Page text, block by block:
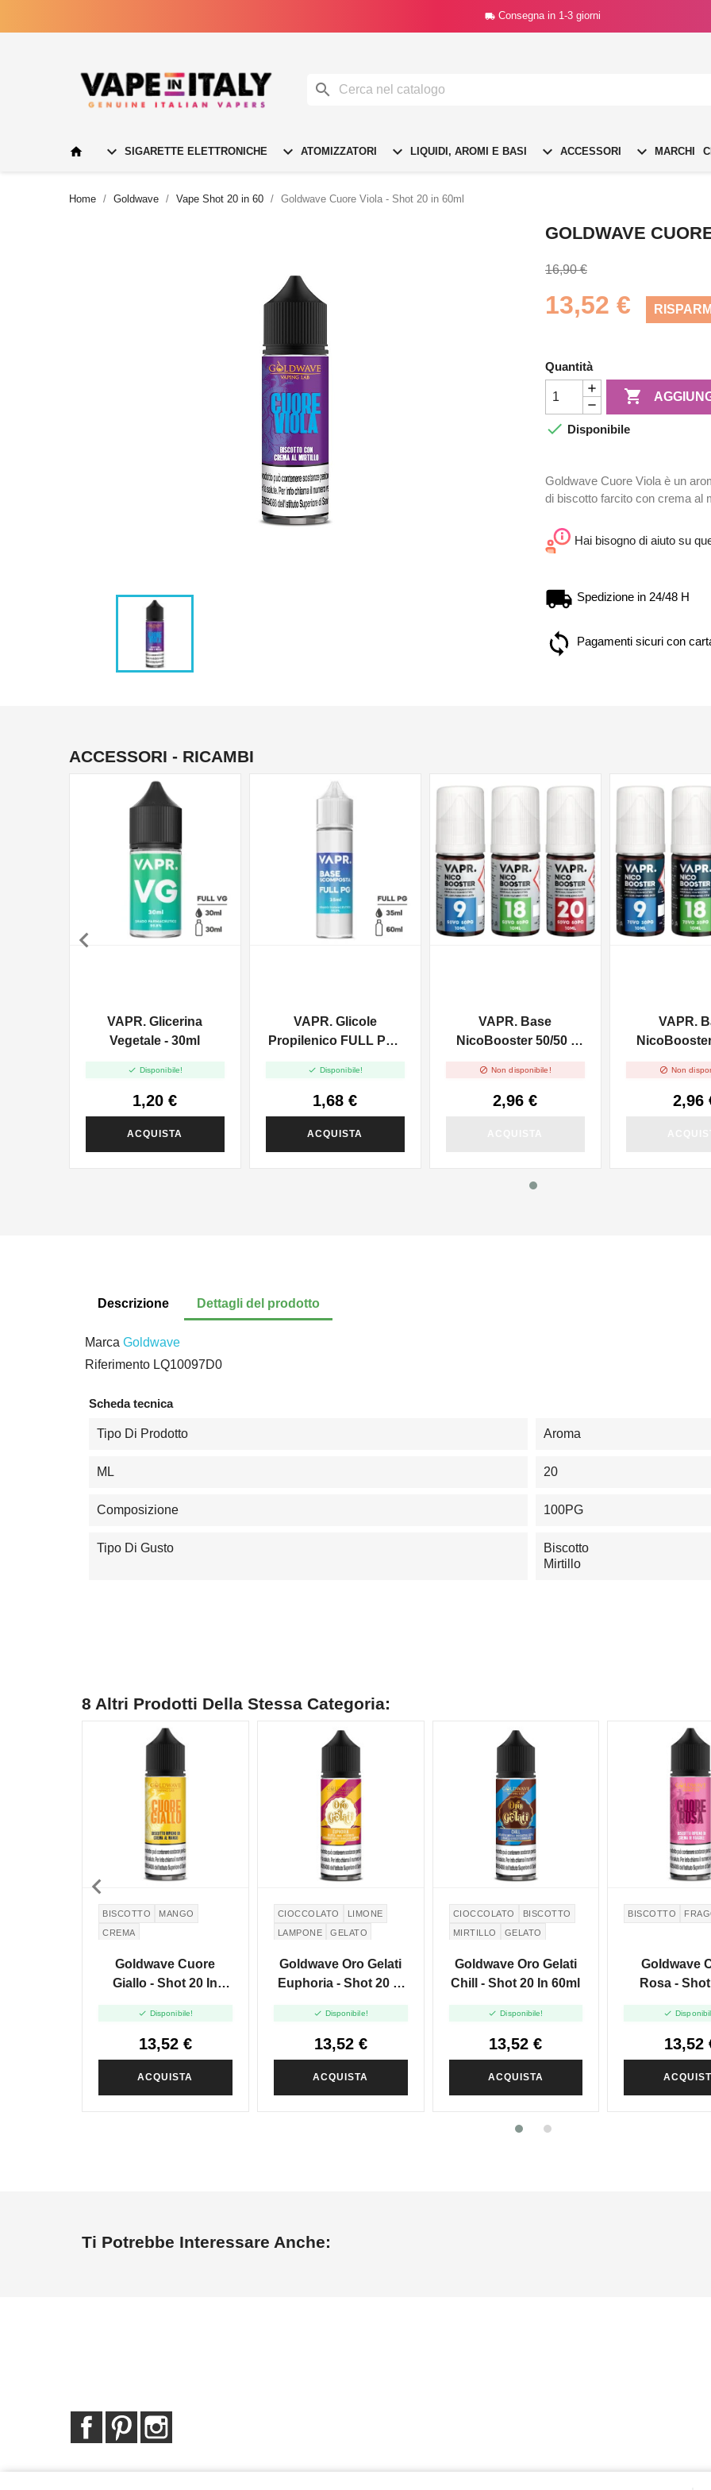
 Consegna in 1-3 giorni

  SIGARETTE ELETTRONICHE  ATOMIZZATORI  LIQUIDI, AROMI E BASI  ACCESSORI  MARCHI
Home Goldwave Vape Shot 20 in 60 Goldwave Cuore Viola - Shot 20 in 60ml
GOLDWAVE
16,90 €
13,52 €
Quantità

 Disponibile
Goldwave Cuore Viola è un
di biscotto farcito con crema al
Hai bisogno di aiuto su
Spedizione in 24/48 H
Pagamenti sicuri con
ACCESSORI - RICAMBI
VAPR. Glicerina
Vegetale - 30ml
 Disponibile!
1,20 €
ACQUISTA
VAPR. Glicole
Propilenico FULL PG -
 Disponibile!
1,68 €
ACQUISTA
VAPR. Base
NicoBooster 50/50 -
 Non disponibile!
2,96 €
VAPR.
 Non
2,96

Descrizione Dettagli del prodotto
Marca Goldwave
Riferimento LQ10097D0
Scheda tecnica
Tipo Di Prodotto Aroma
ML 20
Composizione 100PG
Tipo Di Gusto
Biscotto
Mirtillo
8 Altri Prodotti Della Stessa Categoria:
BISCOTTO
MANGO
CREMA
Goldwave Cuore
Giallo - Shot 20 In
 Disponibile!
13,52 €
ACQUISTA
CIOCCOLATO
LIMONE
LAMPONE
GELATO
Goldwave Oro Gelati
Euphoria - Shot 20 In
 Disponibile!
13,52 €
ACQUISTA
CIOCCOLATO
BISCOTTO
MIRTILLO
GELATO
Goldwave Oro Gelati
Chill - Shot 20 In 60ml
 Disponibile!
13,52 €
ACQUISTA
BISCOTTO
Goldwave
Rosa -

13,52

Ti Potrebbe Interessare Anche:
FacebookPinterest